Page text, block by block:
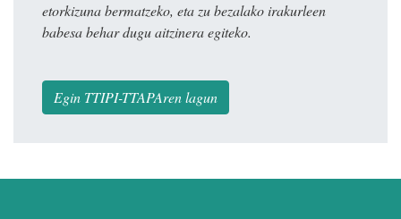
etorkizuna bermatzeko, eta zu bezalako irakurleen
babesa behar dugu aitzinera egiteko.
Egin TTIPI-TTAPAren lagun